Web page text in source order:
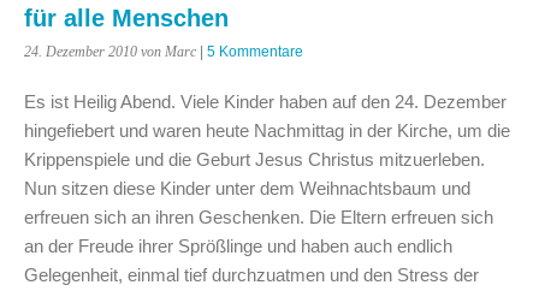
für alle Menschen
24. Dezember 2010 von Marc | 5 Kommentare
Es ist Heilig Abend. Viele Kinder haben auf den 24. Dezember
hingefiebert und waren heute Nachmittag in der Kirche, um die
Krippenspiele und die Geburt Jesus Christus mitzuerleben.
Nun sitzen diese Kinder unter dem Weihnachtsbaum und
erfreuen sich an ihren Geschenken. Die Eltern erfreuen sich
an der Freude ihrer Sprößlinge und haben auch endlich
Gelegenheit, einmal tief durchzuatmen und den Stress der